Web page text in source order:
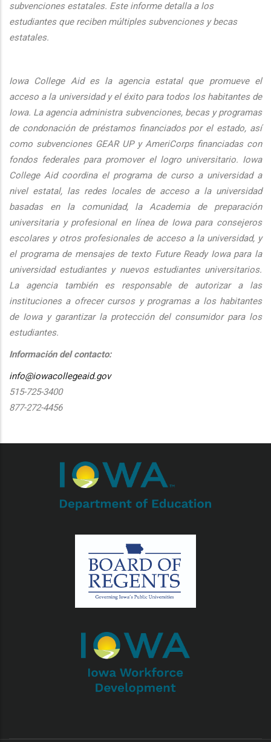
subvenciones estatales. Este informe detalla a los
estudiantes que reciben múltiples subvenciones y becas
estatales.
Iowa College Aid es la agencia estatal que promueve el
acceso a la universidad y el éxito para todos los habitantes de
Iowa. La agencia administra subvenciones, becas y programas
de condonación de préstamos financiados por el estado, así
como subvenciones GEAR UP y AmeriCorps financiadas con
fondos federales para promover el logro universitario. Iowa
College Aid coordina el programa de curso a universidad a
nivel estatal, las redes locales de acceso a la universidad
basadas en la comunidad, la Academia de preparación
universitaria y profesional en línea de Iowa para consejeros
escolares y otros profesionales de acceso a la universidad, y
el programa de mensajes de texto Future Ready Iowa para la
universidad estudiantes y nuevos estudiantes universitarios.
La agencia también es responsable de autorizar a las
instituciones a ofrecer cursos y programas a los habitantes
de Iowa y garantizar la protección del consumidor para los
estudiantes.
Información del contacto:
info@iowacollegeaid.gov
515-725-3400
877-272-4456